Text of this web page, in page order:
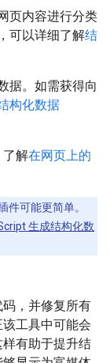
页内容进行分类
可以详细了解结
据。如需获得向
构化数据
了解在网页上的
件可能更简单。
生成结构化数
，并修复所有
工具中可能会
有助于提升结